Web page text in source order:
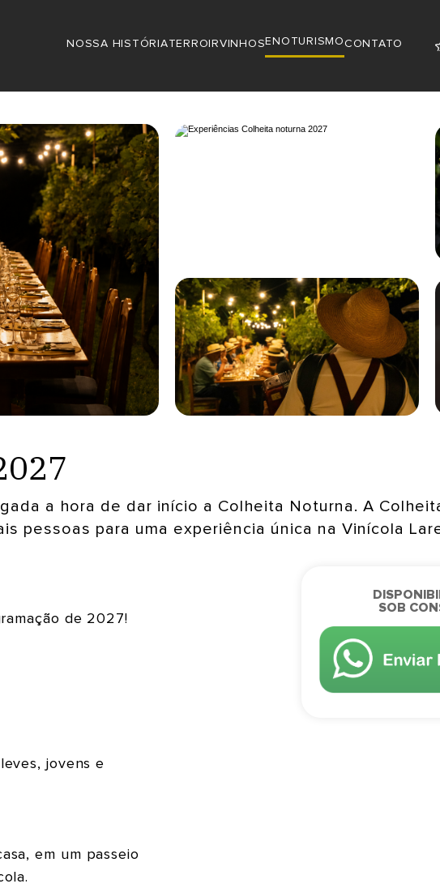
NOSSA HISTÓRIATERROIRVINHOSENOTURISMOCONTATO
a hora de dar início a Colheita Noturna. A
pessoas para uma experiência única na Vinícola
de 2027!
jovens e
em um passeio
SOB